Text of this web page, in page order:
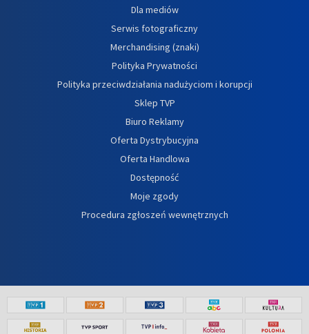
Dla mediów
Serwis fotograficzny
Merchandising (znaki)
Polityka Prywatności
Polityka przeciwdziałania nadużyciom i korupcji
Sklep TVP
Biuro Reklamy
Oferta Dystrybucyjna
Oferta Handlowa
Dostępność
Moje zgody
Procedura zgłoszeń wewnętrznych